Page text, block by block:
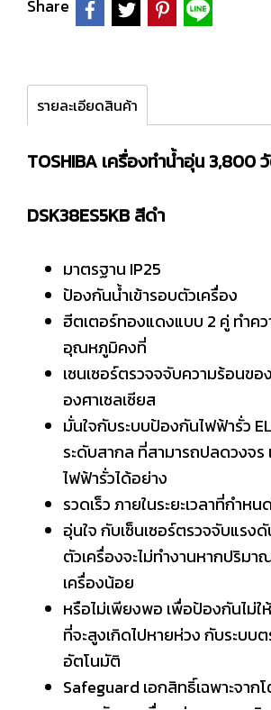
Share
รายละเอียดสินค้า
TOSHIBA เครื่องทำน้ำอุ่น 3,800
DSK38ES5KB สีดำ
มาตรฐาน IP25
ป้องกันน้ำเข้ารอบตัวเครื่อง
ฮีตเตอร์ทองแดงแบบ 2 คู่ ทำคว
อุณหภูมิคงที่
เซนเซอร์ตรวจจจับความร้อนขอ
องศาเซลเซียส
มั่นใจกับระบบป้องกันไฟฟ้ารั่ว
ระดับสากล ที่สามารถปลดวงจร
ไฟฟ้ารั่วได้อย่าง
รวดเร็ว ภายในระยะเวลาที่กำหน
อุ่นใจ กับเซ็นเซอร์ตรวจจับแรง
ตัวเครื่องจะไม่ทำงานหากปริมา
เครื่องน้อย
หรือไม่เพียงพอ เพื่อป้องกันไม่
ที่จะสูงเกิดไปหายห่วง กับระบบ
อัตโนมัติ
Safeguard เอกสิทธิ์เฉพาะจาก